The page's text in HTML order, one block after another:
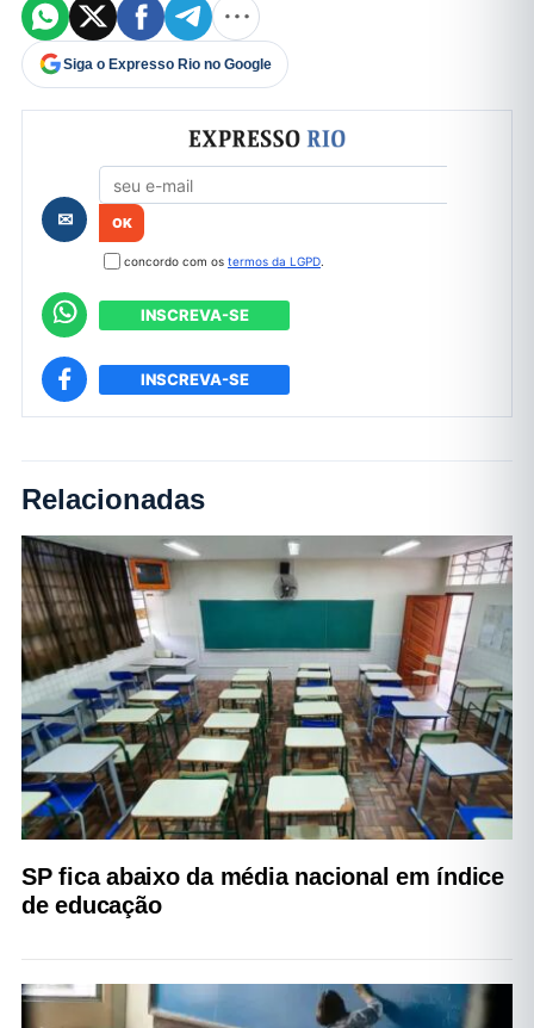
Siga o Expresso Rio no Google
Formulário de cadastro
✉
concordo com os termos da LGPD.
INSCREVA-SE
INSCREVA-SE
Relacionadas
SP fica abaixo da média nacional em índice
de educação